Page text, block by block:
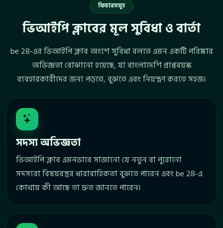
ফিচারসমূহ
ভিআইপি ক্লাবের মূল সুবিধা ও বার্তা
be 28-এর ভিআইপি ক্লাব অংশে সুবিধা বলতে এমন একটি পরিষ্কার
অভিজ্ঞতা বোঝানো হয়েছে, যা বাংলাদেশি প্রাপ্তবয়স্ক
ব্যবহারকারীদের জন্য পড়তে, বুঝতে এবং নিয়ন্ত্রণ করতে সহজ।
সদস্য অভিজ্ঞতা
ভিআইপি ক্লাব এমনভাবে সাজানো যে নতুন বা পুরোনো
সদস্যরা বিষয়বস্তুর ধারাবাহিকতা বুঝতে পারেন এবং be 28-এ
কোথায় কী আছে তা দ্রুত জানতে পারেন।